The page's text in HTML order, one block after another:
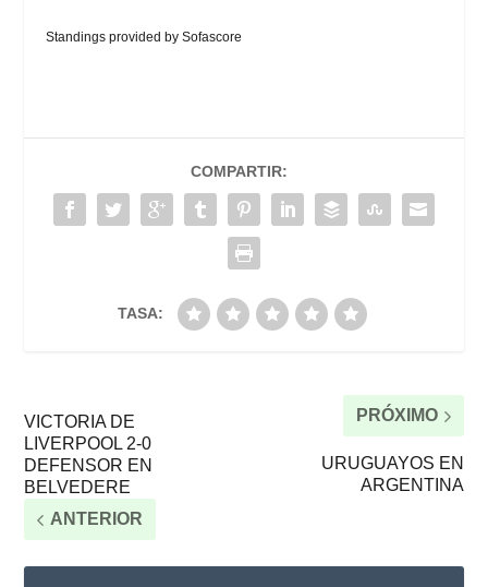
Standings provided bySofascore
COMPARTIR:
TASA:
VICTORIA DE
LIVERPOOL 2-0
DEFENSOR EN
BELVEDERE
ANTERIOR
PRÓXIMO
URUGUAYOS EN
ARGENTINA